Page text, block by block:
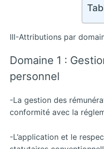
III-Attributions par
Domaine 1 :
personnel
-La gestion des
conformité avec la
-L’application et le